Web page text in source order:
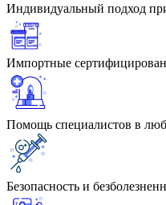
Индивидуальный подход
Импортные
Помощь специалистов в
Безопасность и